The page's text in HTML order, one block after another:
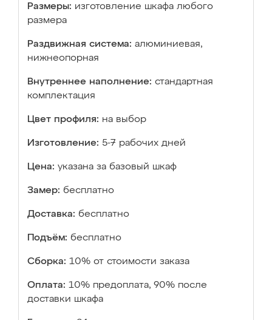
Размеры: изготовление шкафа любого
размера
Раздвижная система: алюминиевая,
нижнеопорная
Внутреннее наполнение: стандартная
комплектация
Цвет профиля: на выбор
Изготовление: 5-7 рабочих дней
Цена: указана за базовый шкаф
Замер: бесплатно
Доставка: бесплатно
Подъём: бесплатно
Сборка: 10% от стоимости заказа
Оплата: 10% предоплата, 90% после
доставки шкафа